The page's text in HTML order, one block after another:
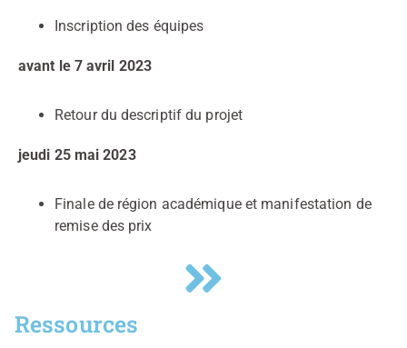
Inscription des équipes
avant le 7 avril 2023
Retour du descriptif du projet
jeudi 25 mai 2023
Finale de région académique et manifestation de
remise des prix
Ressources